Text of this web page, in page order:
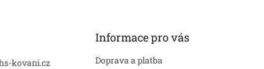
kovani.cz
Informace pro vás
Doprava a platba